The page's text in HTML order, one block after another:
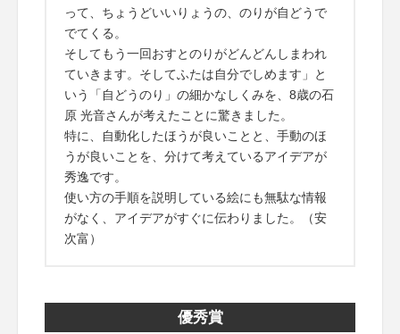
って、ちょうどいいりょうの、のりが自どうで
でてくる。
そしてもう一回おすとのりがどんどんしまわれ
ていきます。そしてふたは自分でしめます」と
いう「自どうのり」の細かなしくみを、8歳の石
原 光音さんが考えたことに驚きました。
特に、自動化したほうが良いことと、手動のほ
うが良いことを、分けて考えているアイデアが
秀逸です。
使い方の手順を説明している絵にも無駄な情報
がなく、アイデアがすぐに伝わりました。（安
次富）
優秀賞